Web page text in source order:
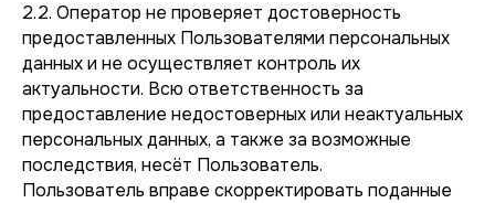
2.2. Оператор не проверяет достоверность
предоставленных Пользователями персональных
данных и не осуществляет контроль их
актуальности. Всю ответственность за
предоставление недостоверных или неактуальных
персональных данных, а также за возможные
последствия, несёт Пользователь.
Пользователь вправе скорректировать поданные